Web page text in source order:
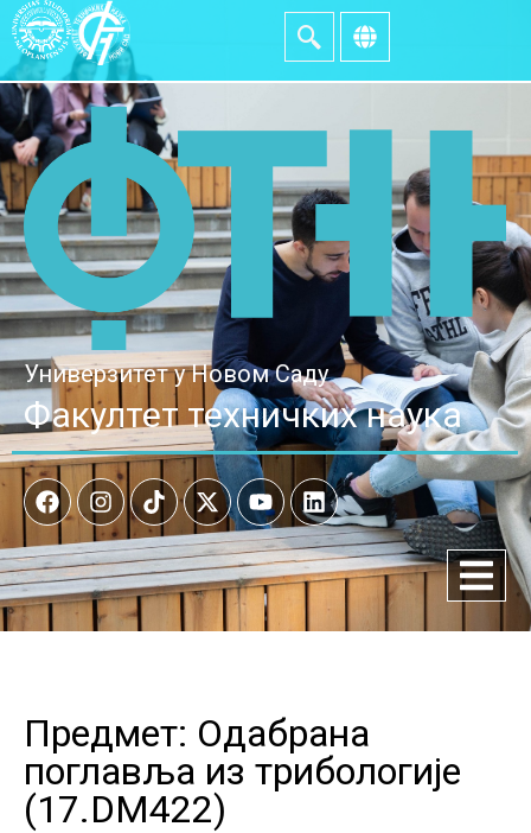
Универзитет у Новом Саду
Факултет техничких наука
Предмет: Одабрана
поглавља из трибологије
(17.DM422)